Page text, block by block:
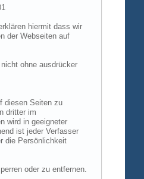
hiermit dass wir
der Webseiten auf
ohne ausdrücker
diesen Seiten zu
dritter im
wird in geeigneter
ist jeder Verfasser
die Persönlichkeit
oder zu entfernen.